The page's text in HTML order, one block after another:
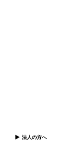
法人の方へ